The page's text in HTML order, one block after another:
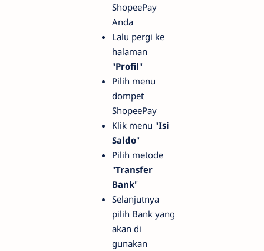
ShopeePay
Anda
Lalu pergi ke
halaman
"Profil"
Pilih menu
dompet
ShopeePay
Klik menu "Isi
Saldo"
Pilih metode
"Transfer
Bank"
Selanjutnya
pilih Bank yang
akan di
gunakan